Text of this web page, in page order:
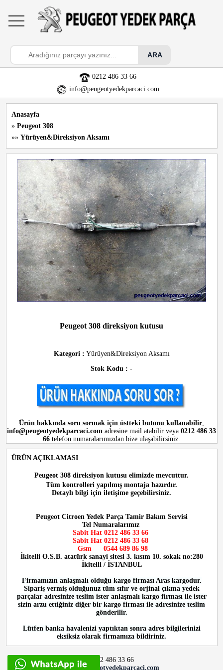
toggle
navigation
0212 486 33 66
info@peugeotyedekparcaci.com
Anasayfa
» Peugeot 308
»» Yürüyen&Direksiyon Aksamı
Peugeot 308 direksiyon kutusu
Kategori : Yürüyen&Direksiyon Aksamı
Stok Kodu : -
Ürün hakkında soru sormak için üstteki butonu kullanabilir
info@peugeotyedekparcaci.com adresine mail atabilir veya 0212 486 33
66 telefon numaralarımızdan bize ulaşabilirsiniz.
ÜRÜN AÇIKLAMASI
Peugeot 308 direksiyon kutusu elimizde mevcuttur.
Tüm kontrolleri yapılmış montaja hazırdır.
Detaylı bilgi için iletişime geçebilirsiniz.
Peugeot Citroen Yedek Parça Tamir Bakım Servisi
Tel Numaralarımız
Sabit Hat 0212 486 33 66
Sabit Hat 0212 486 33 68
Gsm 0544 689 86 98
İkitelli O.S.B. atatürk sanayi sitesi 3. kısım 10. sokak no:280
İkitelli / İSTANBUL
Firmamızın anlaşmalı olduğu kargo firması Aras kargodur.
Sipariş vermiş olduğunuz tüm sıfır ve orjinal çıkma yedek
parçalar adresinize teslim ister anlaşmalı kargo firması ile ister
sizin arzu ettiğiniz diğer bir kargo firması ile adresinize teslim
gönderilir.
Lütfen banka havalenizi yaptıktan sonra adres bilgilerinizi
eksiksiz olarak firmamıza bildiriniz.
0212 486 33 66
info@peugeotyedekparcaci.com